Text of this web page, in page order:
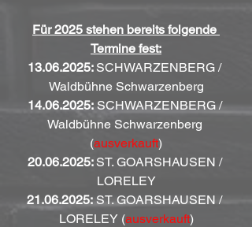
Für 2025 stehen bereits folgende
Termine fest:
13.06.2025: SCHWARZENBERG /
Waldbühne Schwarzenberg
14.06.2025: SCHWARZENBERG /
Waldbühne Schwarzenberg
(ausverkauft)
20.06.2025: ST. GOARSHAUSEN /
LORELEY
21.06.2025: ST. GOARSHAUSEN /
LORELEY (ausverkauft)